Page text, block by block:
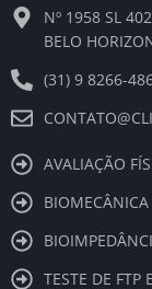
o
k
Nº 1958 SL
BELO
(31) 9 8266-
AVALIAÇÃO
TESTE DE FTP